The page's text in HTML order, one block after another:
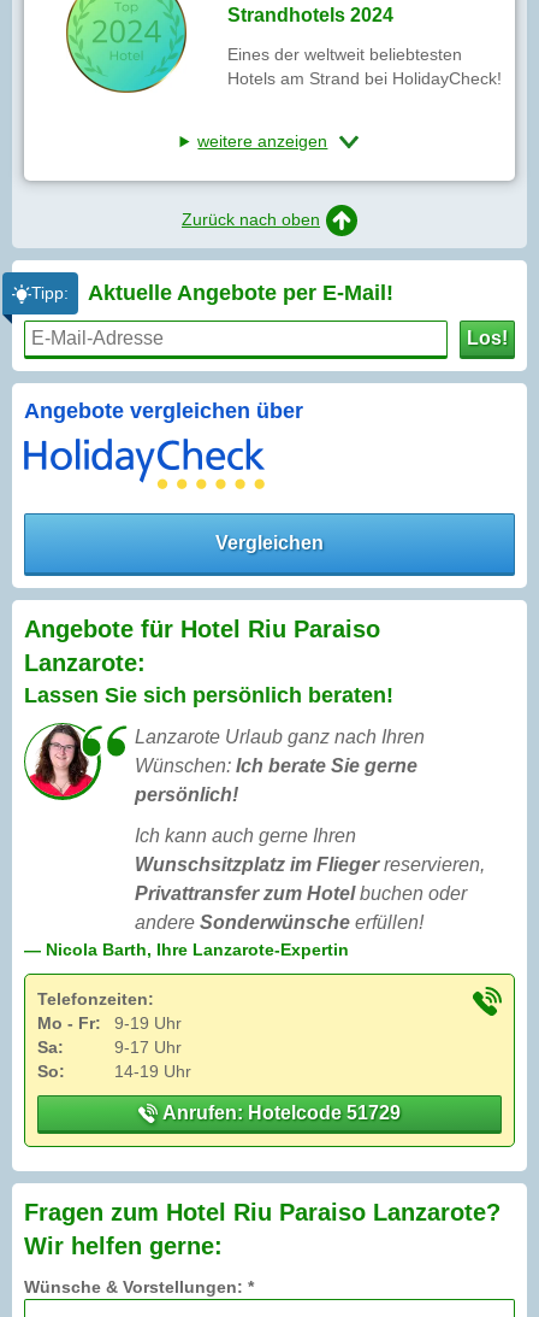
Strandhotels 2024
Eines der weltweit beliebtesten
Hotels am Strand bei HolidayCheck!
weitere anzeigen
Zurück nach oben
Tipp: Aktuelle Angebote per E-Mail!
Los!
Angebote vergleichen über
Vergleichen
Angebote für Hotel Riu Paraiso
Lanzarote:
Lassen Sie sich persönlich beraten!
Lanzarote Urlaub ganz nach Ihren
Wünschen: Ich berate Sie gerne
persönlich!
Ich kann auch gerne Ihren
Wunschsitzplatz im Fliegerreservieren,
Privattransfer zum Hotelbuchen oder
andere Sonderwünsche erfüllen!
— Nicola Barth, Ihre Lanzarote-Expertin
Telefonzeiten:
Mo - Fr:
9-19 Uhr
Sa:
9-17 Uhr
So:
14-19 Uhr
Anrufen: Hotelcode 51729
Fragen zum Hotel Riu Paraiso Lanzarote?
Wir helfen gerne:
Wünsche & Vorstellungen: *